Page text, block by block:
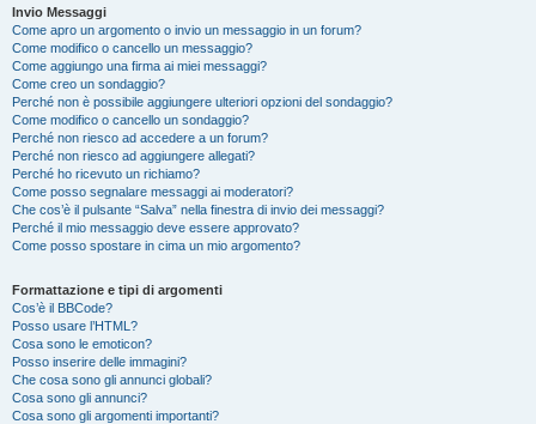
Invio Messaggi
Come apro un argomento o invio un messaggio in un forum?
Come modifico o cancello un messaggio?
Come aggiungo una firma ai miei messaggi?
Come creo un sondaggio?
Perché non è possibile aggiungere ulteriori opzioni del sondaggio?
Come modifico o cancello un sondaggio?
Perché non riesco ad accedere a un forum?
Perché non riesco ad aggiungere allegati?
Perché ho ricevuto un richiamo?
Come posso segnalare messaggi ai moderatori?
Che cos’è il pulsante “Salva” nella finestra di invio dei messaggi?
Perché il mio messaggio deve essere approvato?
Come posso spostare in cima un mio argomento?
Formattazione e tipi di argomenti
Cos’è il BBCode?
Posso usare l’HTML?
Cosa sono le emoticon?
Posso inserire delle immagini?
Che cosa sono gli annunci globali?
Cosa sono gli annunci?
Cosa sono gli argomenti importanti?